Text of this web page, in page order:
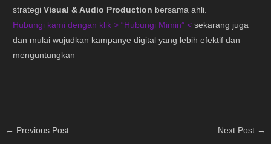
strategiVisual & Audio Production bersama ahli.
Hubungi kami dengan klik > “ Hubungi Mimin” < sekarang juga
dan mulai wujudkan kampanye digital yang lebih efektif dan
menguntungkan
← Previous Post Next Post →